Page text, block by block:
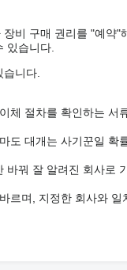
비 구매 권리를 "예
있습니다.
습니다.
체 절차를 확인하는 서
도 대개는 사기꾼일 확
바꿔 잘 알려진 회사로
르며, 지정한 회사와